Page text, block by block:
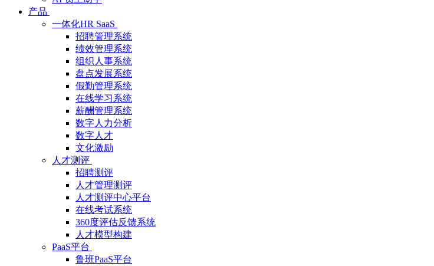
产品
一体化HR SaaS
招聘管理系统
绩效管理系统
组织人事系统
盘点发展系统
假勤管理系统
在线学习系统
薪酬管理系统
数字人力分析
数字人才
文化激励
人才测评
招聘测评
人才管理测评
人才测评中心平台
在线考试系统
360度评估反馈系统
人才模型构建
PaaS平台
鲁班PaaS平台